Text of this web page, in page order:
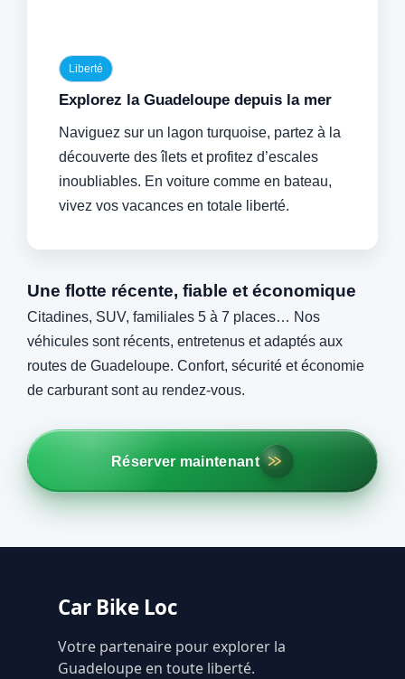
Liberté
Explorez la Guadeloupe depuis la mer
Naviguez sur un lagon turquoise, partez à la
découverte des îlets et profitez d’escales
inoubliables. En voiture comme en bateau,
vivez vos vacances en totale liberté.
Une flotte récente, fiable et économique
Citadines, SUV, familiales 5 à 7 places… Nos
véhicules sont récents, entretenus et adaptés aux
routes de Guadeloupe. Confort, sécurité et économie
de carburant sont au rendez-vous.
Réserver maintenant
Car Bike Loc
Votre partenaire pour explorer la
Guadeloupe en toute liberté.